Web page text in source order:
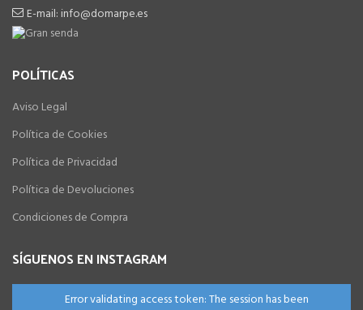
E-mail: info@domarpe.es
POLÍTICAS
Aviso Legal
Política de Cookies
Política de Privacidad
Política de Devoluciones
Condiciones de Compra
SÍGUENOS EN INSTAGRAM
Error validating access token: The session has been